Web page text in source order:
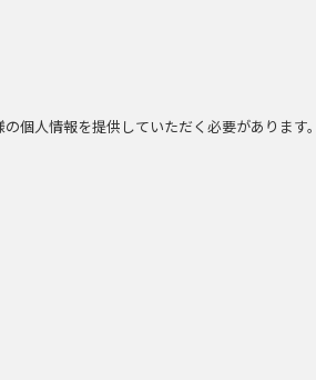
個人情報を提供していただく必要があります。